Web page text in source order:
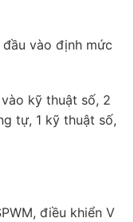
vào định mức
kỹ thuật số, 2
tự, 1 kỹ thuật số,
điều khiển V